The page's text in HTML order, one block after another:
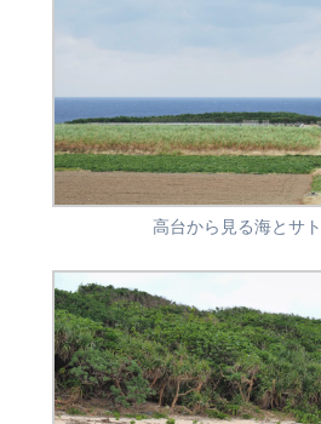
高台から見る海とサ